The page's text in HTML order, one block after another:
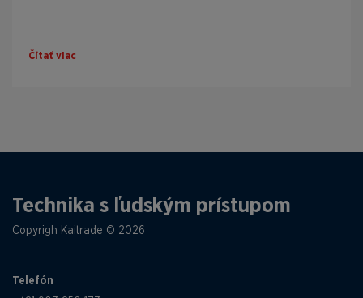
Čítať viac
Technika s ľudským prístupom
Copyrigh Kaitrade © 2026
Telefón